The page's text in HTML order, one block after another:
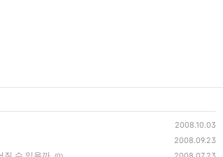
2008.10.03
2008.09.23